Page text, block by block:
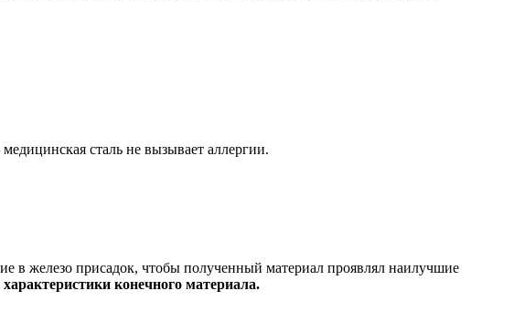
сталь не вызывает аллергии.
в железо присадок, чтобы полученный материал проявлял наилучшие
конечного материала.